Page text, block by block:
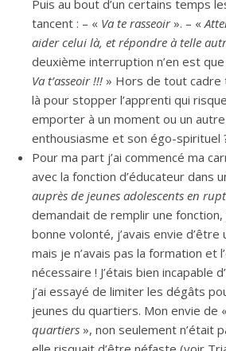
Puis au bout d’un certains temps
tancent : – « Va te rasseoir ». – «
aider celui là, et répondre à telle
deuxième interruption n’en est
Va t’asseoir !!! » Hors de tout
là pour stopper l’apprenti qui
emporter à un moment ou un
enthousiasme et son égo-spirituel
Pour ma part j’ai commencé ma
avec la fonction d’éducateur dans
auprès de jeunes adolescents en
demandait de remplir une fonction,
bonne volonté, j’avais envie
mais je n’avais pas la formation et
nécessaire ! J’étais bien incapable
j’ai essayé de limiter les dégâts
jeunes du quartiers. Mon envie de «
quartiers », non seulement n’était